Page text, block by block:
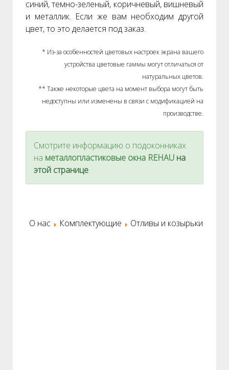
синий, темно-зеленый, коричневый, вишневый
и металлик. Если же вам необходим другой
цвет, то это делается под заказ.
* Из-за особенностей цветовых настроек экрана вашего
устройства цветовые гаммы могут отличаться от
натуральных цветов.
** Также некоторые цвета на момент выбора могут быть
недоступны или изменены в связи с модификацией на
производстве.
Смотрите информацию о подоконниках
на металлопластиковые окна REHAU на
этой странице.
О нас Комплектующие Отливы и козырьки